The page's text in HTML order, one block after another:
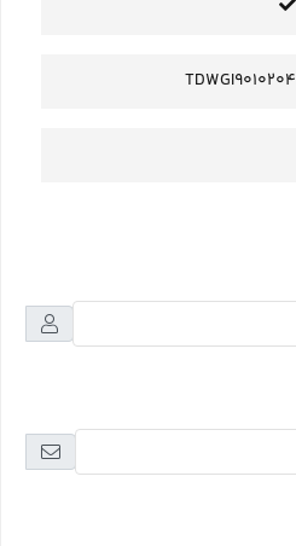
TDWGI9010204